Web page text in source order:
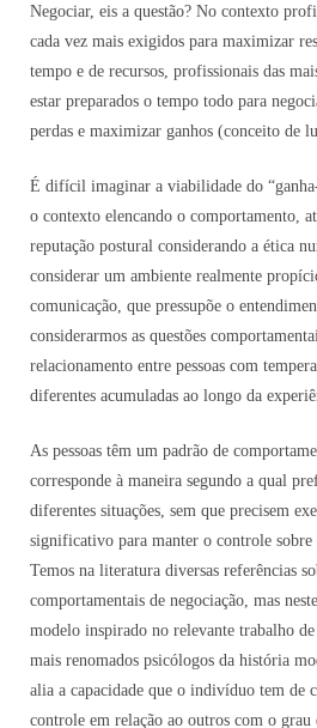
Negociar, eis a questão? No contexto
cada vez mais exigidos para maximizar
tempo e de recursos, profissionais das
estar preparados o tempo todo para
perdas e maximizar ganhos (conceito de
É difícil imaginar a viabilidade do
o contexto elencando o comportamento,
reputação postural considerando a ética
considerar um ambiente realmente
comunicação, que pressupõe o
considerarmos as questões
relacionamento entre pessoas com
diferentes acumuladas ao longo da
As pessoas têm um padrão de
corresponde à maneira segundo a qual
diferentes situações, sem que precisem
significativo para manter o controle sobre
Temos na literatura diversas referências
comportamentais de negociação, mas
modelo inspirado no relevante trabalho
mais renomados psicólogos da história
alia a capacidade que o indivíduo tem de
controle em relação ao outros com o grau